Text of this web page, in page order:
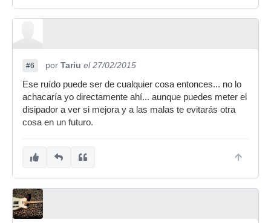
#6 por Tariu el 27/02/2015
Ese ruído puede ser de cualquier cosa entonces... no lo
achacaría yo directamente ahí... aunque puedes meter el
disipador a ver si mejora y a las malas te evitarás otra
cosa en un futuro.